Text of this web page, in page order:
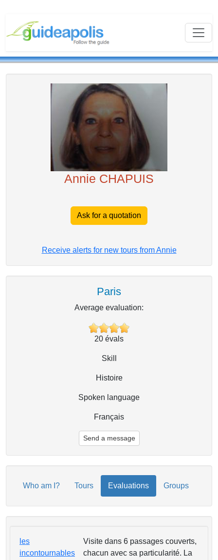
Annie CHAPUIS
Ask for a quotation
Receive alerts for new tours from Annie
Paris
Average evaluation:
20 évals
Skill
Histoire
Spoken language
Français
Send a message
Who am I? Tours Evaluations Groups
les
incontournables
Visite dans 6 passages couverts,
chacun avec sa particularité. La